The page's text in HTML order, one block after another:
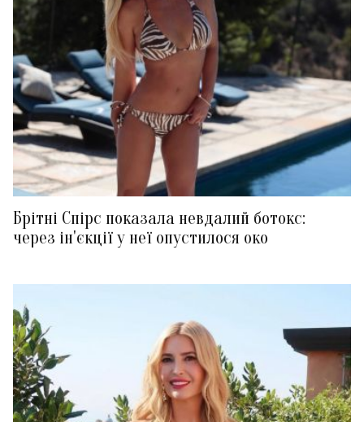
Брітні Спірс показала невдалий ботокс:
через ін'єкції у неї опустилося око